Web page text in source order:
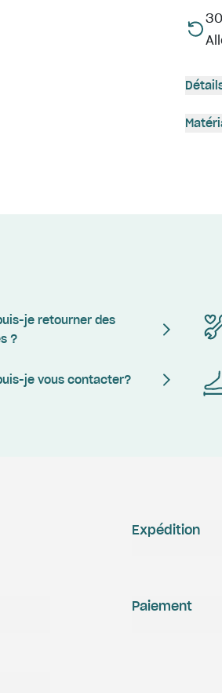
je retourner des
?
je vous contacter?
Expédition
Paiement